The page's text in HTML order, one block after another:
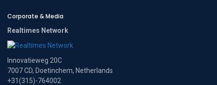
Corporate & Media
Realtimes Network
Innovatieweg 20C
7007 CD, Doetinchem, Netherlands
+31(315)-764002